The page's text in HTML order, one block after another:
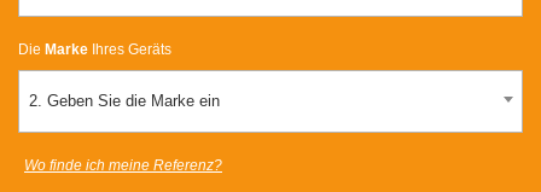
Die Marke Ihres Geräts
2. Geben Sie die Marke ein
Wo finde ich meine Referenz?